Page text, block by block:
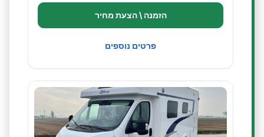
הזמנה \ הצעת מחיר
פרטים נוספים